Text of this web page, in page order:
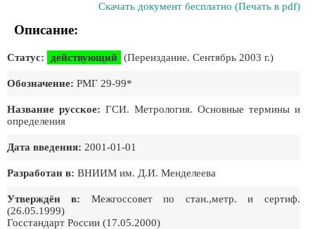
Скачать документ бесплатно (Печать в pdf)
Описание:
Статус: действующий (Переиздание. Сентябрь 2003 г.)
Обозначение: РМГ 29-99*
Название русское: ГСИ. Метрология. Основные термины и
определения
Дата введения: 2001-01-01
Разработан в: ВНИИМ им. Д.И. Менделеева
Утверждён в: Межгоссовет по стан.,метр. и сертиф.
(26.05.1999)
Госстандарт России (17.05.2000)